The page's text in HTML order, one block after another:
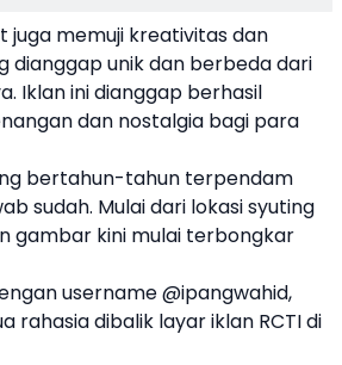
juga memuji kreativitas dan
dianggap unik dan berbeda dari
Iklan ini dianggap berhasil
dan nostalgia bagi para
bertahun-tahun terpendam
sudah. Mulai dari lokasi syuting
gambar kini mulai terbongkar
username @ipangwahid,
rahasia dibalik layar iklan RCTI di